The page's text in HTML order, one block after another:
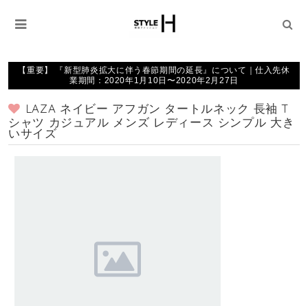
【重要】 『新型肺炎拡大に伴う春節期間の延長』について｜仕入先休
業期間：2020年1月10日〜2020年2月27日
LAZA ネイビー アフガン タートルネック 長袖 T
シャツ カジュアル メンズ レディース シンプル 大き
いサイズ